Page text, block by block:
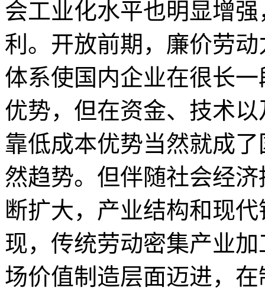
会工业化水平也明显增
利。开放前期，廉价劳
体系使国内企业在很长
优势，但在资金、技术
靠低成本优势当然就成
然趋势。但伴随社会经
断扩大，产业结构和现
现，传统劳动密集产业
场价值制造层面迈进，